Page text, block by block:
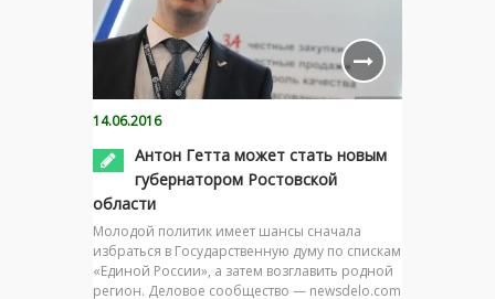
14.06.2016
Антон Гетта может стать новым
губернатором Ростовской
области
Молодой политик имеет шансы сначала
избраться в Государственную думу по спискам
«Единой России», а затем возглавить родной
регион. Деловое сообщество — newsdelo.com